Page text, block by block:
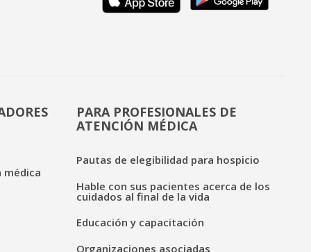
médica
PARA PROFESIONALES DE
ATENCIÓN MÉDICA
Pautas de elegibilidad para hospicio
Hable con sus pacientes acerca de los
cuidados al final de la vida
Educación y capacitación
Organizaciones asociadas